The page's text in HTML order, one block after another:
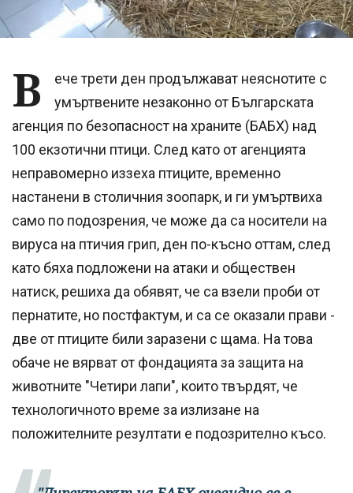
В
ече трети ден продължават неяснотите с
умъртвените незаконно от Българската
агенция по безопасност на храните (БАБХ) над
100 екзотични птици. След като от агенцията
неправомерно иззеха птиците, временно
настанени в столичния зоопарк, и ги умъртвиха
само по подозрения, че може да са носители на
вируса на птичия грип, ден по-късно оттам, след
като бяха подложени на атаки и обществен
натиск, решиха да обявят, че са взели проби от
пернатите, но постфактум, и са се оказали прави -
две от птиците били заразени с щама. На това
обаче не вярват от фондацията за защита на
животните "Четири лапи", които твърдят, че
технологичното време за излизане на
положителните резултати е подозрително късо.